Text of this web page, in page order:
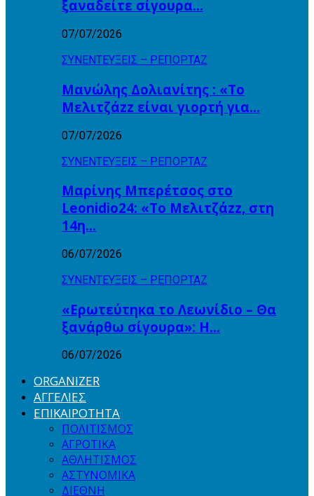
ξαναδείτε σίγουρα…
07/07/2026
ΣΥΝΕΝΤΕΥΞΕΙΣ – ΡΕΠΟΡΤΑΖ
Μανώλης Δολιανίτης : «Το
Μελιτζάzz είναι γιορτή για…
07/07/2026
ΣΥΝΕΝΤΕΥΞΕΙΣ – ΡΕΠΟΡΤΑΖ
Μαρίνης Μπερέτσος στο
Leonidio24: «Το Μελιτζάzz, στη
14η…
06/07/2026
ΣΥΝΕΝΤΕΥΞΕΙΣ – ΡΕΠΟΡΤΑΖ
«Ερωτεύτηκα το Λεωνίδιο – Θα
ξανάρθω σίγουρα»: Η…
06/07/2026
ORGANIZER
ΑΓΓΕΛΙΕΣ
ΕΠΙΚΑΙΡΟΤΗΤΑ
ΠΟΛΙΤΙΣΜΟΣ
ΑΓΡΟΤΙΚΑ
ΑΘΛΗΤΙΣΜΟΣ
ΑΣΤΥΝΟΜΙΚΑ
ΔΙΕΘΝΗ